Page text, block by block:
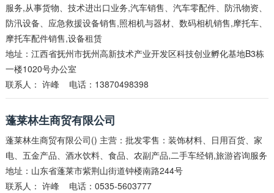
服务,从事货物、技术进出口业务,汽车销售、汽车零配件、防汛物资、
防汛设备、应急救援设备销售,照相机与器材、数码相机销售,摩托车、
摩托车配件销售,设备租赁
地址：江西省抚州市抚州高新技术产业开发区科技创业孵化基地B3栋
一楼1020号办公室
联系人： 许峰电话：13870498398
蓬莱林生商贸有限公司
蓬莱林生商贸有限公司() 主营：批发零售：装饰材料、日用百货、家
电、五金产品、酒水饮料、食品、农副产品,二手车经销,旅游咨询服务
地址：山东省蓬莱市紫荆山街道钟楼南路244号
联系人： 许峰电话：0535-5603777